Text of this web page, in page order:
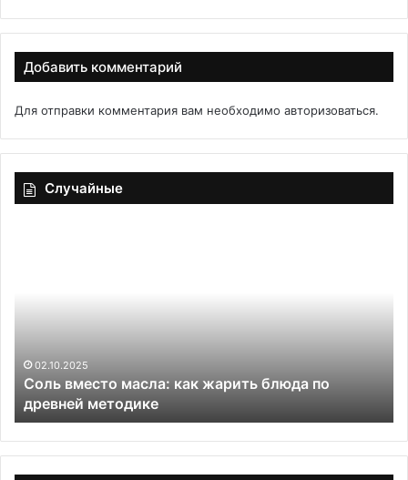
Добавить комментарий
Для отправки комментария вам необходимо авторизоваться.
Случайные
по 29.05.2020
Любимый мамин цветок